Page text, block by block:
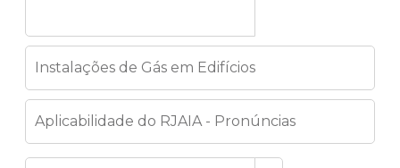
Instalações de Gás em Edifícios
Aplicabilidade do RJAIA - Pronúncias